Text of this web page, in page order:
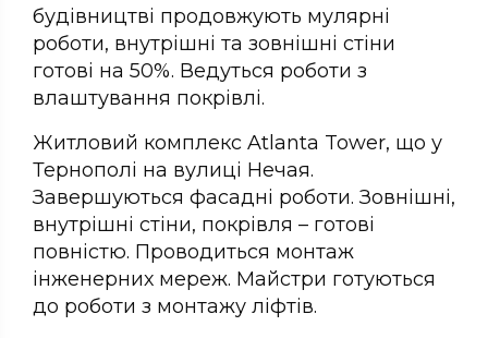
будівництві продовжують мулярні
роботи, внутрішні та зовнішні стіни
готові на 50%. Ведуться роботи з
влаштування покрівлі.
Житловий комплекс Atlanta Tower, що у
Тернополі на вулиці Нечая.
Завершуються фасадні роботи. Зовнішні,
внутрішні стіни, покрівля – готові
повністю. Проводиться монтаж
інженерних мереж. Майстри готуються
до роботи з монтажу ліфтів.